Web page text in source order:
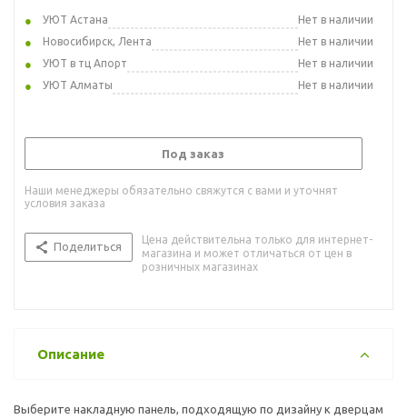
УЮТ Астана
Нет в наличии
Новосибирск, Лента
Нет в наличии
УЮТ в тц Апорт
Нет в наличии
УЮТ Алматы
Нет в наличии
Под заказ
Наши менеджеры обязательно свяжутся с вами и уточнят
условия заказа
Поделиться
Цена действительна только для интернет-
магазина и может отличаться от цен в
розничных магазинах
Описание
Выберите накладную панель, подходящую по дизайну к дверцам